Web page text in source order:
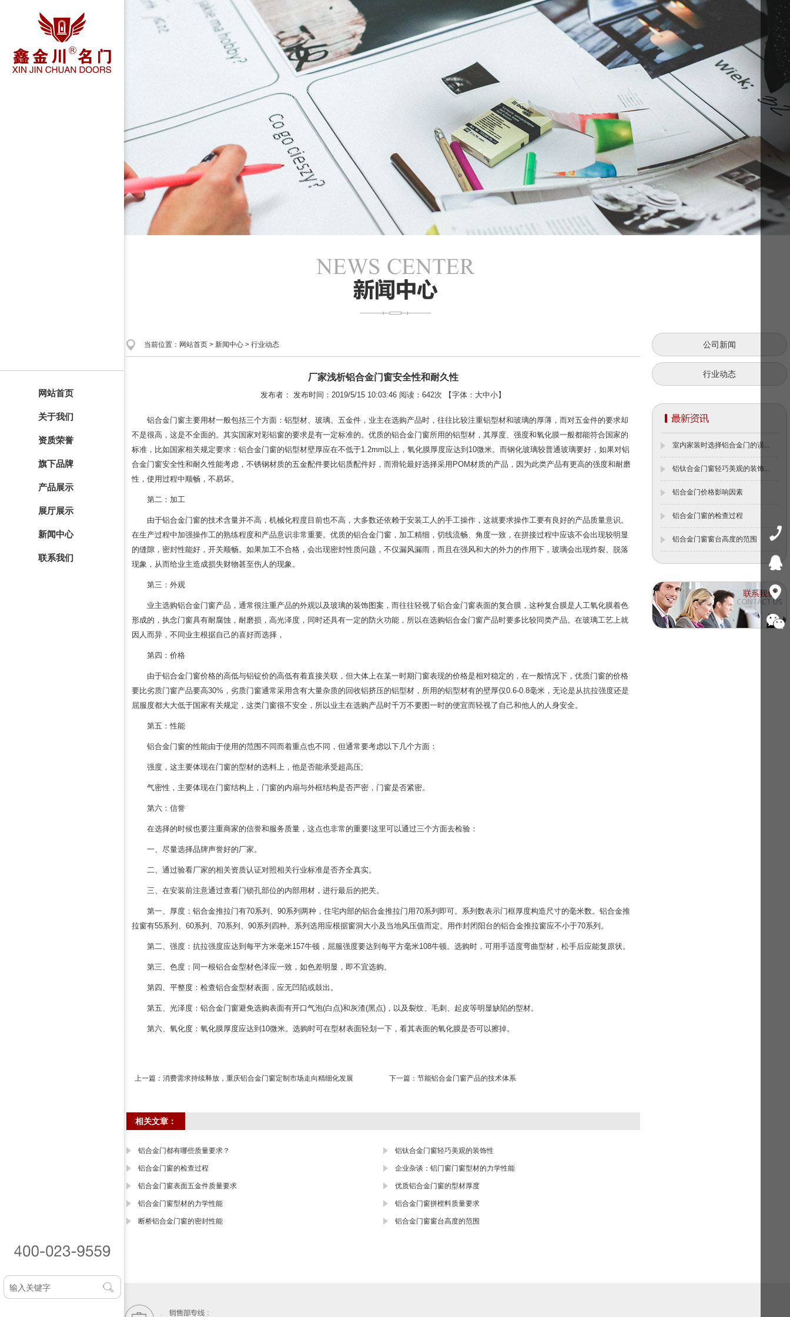
网站首页
关于我们
资质荣誉
旗下品牌
产品展示
展厅展示
新闻中心
联系我们
当前位置： 网站首页 >新闻中心 >行业动态
厂家浅析铝合金门窗安全性和耐久性
发布者： 发布时间：2019/5/15 10:03:46 阅读：642次 【字体： 大中小】
铝合金门窗主要用材一般包括三个方面：铝型材、玻璃、五金件，业主在选购产品时，往往比较注重铝型材和玻璃的厚薄，而对五金件的要求却
不是很高，这是不全面的。其实国家对彩铝窗的要求是有一定标准的。优质的铝合金门窗所用的铝型材，其厚度、强度和氧化膜一般都能符合国家的
标准，比如国家相关规定要求：铝合金门窗的铝型材壁厚应在不低于1.2mm以上，氧化膜厚度应达到10微米。而钢化玻璃较普通玻璃要好，如果对铝
合金门窗安全性和耐久性能考虑，不锈钢材质的五金配件要比铝质配件好，而滑轮最好选择采用POM材质的产品，因为此类产品有更高的强度和耐磨
性，使用过程中顺畅，不易坏。
第二：加工
由于铝合金门窗的技术含量并不高，机械化程度目前也不高，大多数还依赖于安装工人的手工操作，这就要求操作工要有良好的产品质量意识。
在生产过程中加强操作工的熟练程度和产品意识非常重要。优质的铝合金门窗，加工精细，切线流畅、角度一致，在拼接过程中应该不会出现较明显
的缝隙，密封性能好，开关顺畅。如果加工不合格，会出现密封性质问题，不仅漏风漏雨，而且在强风和大的外力的作用下，玻璃会出现炸裂、脱落
现象，从而给业主造成损失财物甚至伤人的现象。
第三：外观
业主选购铝合金门窗产品，通常很注重产品的外观以及玻璃的装饰图案，而往往轻视了铝合金门窗表面的复合膜，这种复合膜是人工氧化膜着色
形成的，执念门窗具有耐腐蚀，耐磨损，高光泽度，同时还具有一定的防火功能，所以在选购铝合金门窗产品时要多比较同类产品。在玻璃工艺上就
因人而异，不同业主根据自己的喜好而选择，
第四：价格
由于铝合金门窗价格的高低与铝锭价的高低有着直接关联，但大体上在某一时期门窗表现的价格是相对稳定的，在一般情况下，优质门窗的价格
要比劣质门窗产品要高30%，劣质门窗通常采用含有大量杂质的回收铝挤压的铝型材，所用的铝型材有的壁厚仅0.6-0.8毫米，无论是从抗拉强度还是
屈服度都大大低于国家有关规定，这类门窗很不安全，所以业主在选购产品时千万不要图一时的便宜而轻视了自己和他人的人身安全。
第五：性能
铝合金门窗的性能由于使用的范围不同而着重点也不同，但通常要考虑以下几个方面：
强度，这主要体现在门窗的型材的选料上，他是否能承受超高压;
气密性，主要体现在门窗结构上，门窗的内扇与外框结构是否严密，门窗是否紧密。
第六：信誉
在选择的时候也要注重商家的信誉和服务质量，这点也非常的重要!这里可以通过三个方面去检验：
一、尽量选择品牌声誉好的厂家。
二、通过验看厂家的相关资质认证对照相关行业标准是否齐全真实。
三、在安装前注意通过查看门锁孔部位的内部用材，进行最后的把关。
第一、厚度：铝合金推拉门有70系列、90系列两种，住宅内部的铝合金推拉门用70系列即可。系列数表示门框厚度构造尺寸的毫米数。铝合金推
拉窗有55系列、60系列、70系列、90系列四种。系列选用应根据窗洞大小及当地风压值而定。用作封闭阳台的铝合金推拉窗应不小于70系列。
第二、强度：抗拉强度应达到每平方米毫米157牛顿，屈服强度要达到每平方毫米108牛顿。选购时，可用手适度弯曲型材，松手后应能复原状。
第三、色度：同一根铝合金型材色泽应一致，如色差明显，即不宜选购。
第四、平整度：检查铝合金型材表面，应无凹陷或鼓出。
第五、光泽度：铝合金门窗避免选购表面有开口气泡(白点)和灰渣(黑点)，以及裂纹、毛刺、起皮等明显缺陷的型材。
第六、氧化度：氧化膜厚度应达到10微米。选购时可在型材表面轻划一下，看其表面的氧化膜是否可以擦掉。
上一篇：消费需求持续释放，重庆铝合金门窗定制市场走向精细化发展 下一篇：节能铝合金门窗产品的技术体系
相关文章：
铝合金门都有哪些质量要求？ 铝钛合金门窗轻巧美观的装饰性
铝合金门窗的检查过程 企业杂谈：铝门窗门窗型材的力学性能
铝合金门窗表面五金件质量要求 优质铝合金门窗的型材厚度
铝合金门窗型材的力学性能 铝合金门窗拼樘料质量要求
断桥铝合金门窗的密封性能 铝合金门窗窗台高度的范围
公司新闻
行业动态
室内家装时选择铝合金门的误...
铝钛合金门窗轻巧美观的装饰...
铝合金门价格影响因素
铝合金门窗的检查过程
铝合金门窗窗台高度的范围